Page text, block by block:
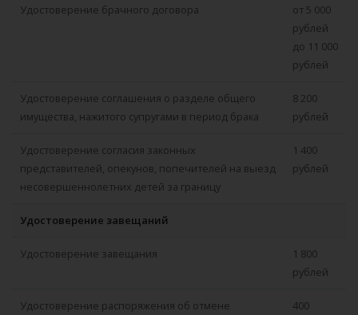
Удостоверение брачного договора
от 5 000
рублей
до 11 000
рублей
Удостоверение соглашения о разделе общего
имущества, нажитого супругами в период брака
8 200
рублей
Удостоверение согласия законных
представителей, опекунов, попечителей на выезд
несовершеннолетних детей за границу
1 400
рублей
Удостоверение завещаний
Удостоверение завещания
1 800
рублей
Удостоверение распоряжения об отмене
400